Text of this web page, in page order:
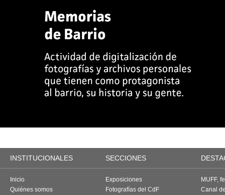
INSTITUCIONALES SECCIONES
Inicio
Quiénes somos
Exposiciones
Fotografías del CdF
MUFF,
Canal